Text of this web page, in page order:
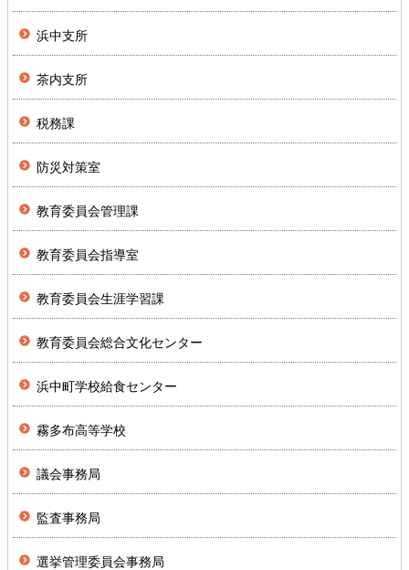
浜中支所
茶内支所
税務課
防災対策室
教育委員会管理課
教育委員会指導室
教育委員会生涯学習課
教育委員会総合文化センター
浜中町学校給食センター
霧多布高等学校
議会事務局
監査事務局
選挙管理委員会事務局